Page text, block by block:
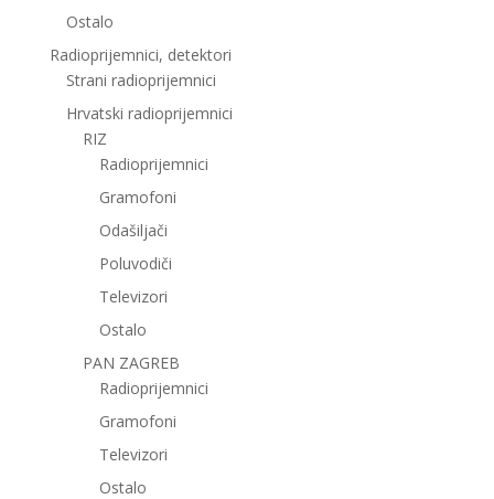
Ostalo
Radioprijemnici, detektori
Strani radioprijemnici
Hrvatski radioprijemnici
RIZ
Radioprijemnici
Gramofoni
Odašiljači
Poluvodiči
Televizori
Ostalo
PAN ZAGREB
Radioprijemnici
Gramofoni
Televizori
Ostalo